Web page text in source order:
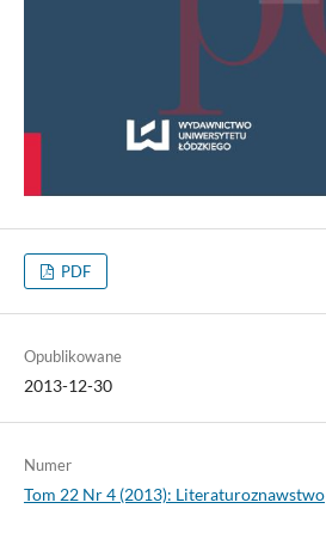
PDF
Opublikowane
2013-12-30
Numer
Tom 22 Nr 4 (2013): Literaturoznawstwo